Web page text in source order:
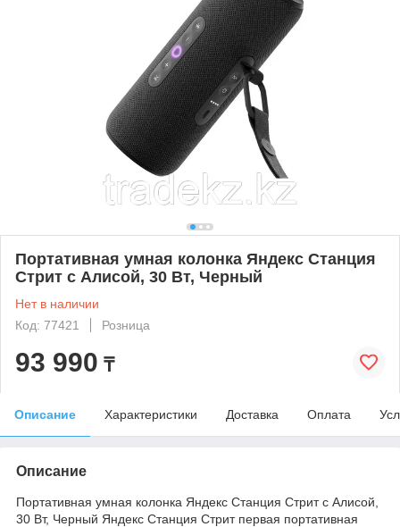
Портативная умная колонка Яндекс Станция
Стрит с Алисой, 30 Вт, Черный
Нет в наличии
Код: 77421
Розница
93 990 ₸
Описание Характеристики Доставка Оплата
Описание
Портативная умная колонка Яндекс Станция Стрит с Алисой,
30 Вт, Черный Яндекс Станция Стрит первая портативная